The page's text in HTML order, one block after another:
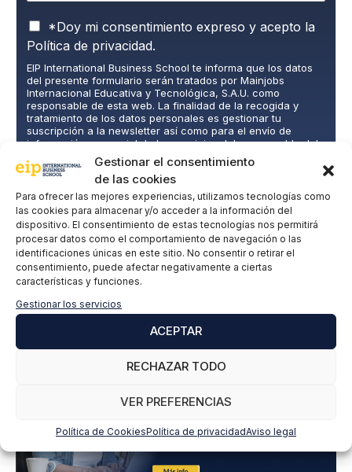
Gestionar el consentimiento
de las cookies
Para ofrecer las mejores experiencias, utilizamos tecnologías como
las cookies para almacenar y/o acceder a la información del
dispositivo. El consentimiento de estas tecnologías nos permitirá
procesar datos como el comportamiento de navegación o las
identificaciones únicas en este sitio. No consentir o retirar el
consentimiento, puede afectar negativamente a ciertas
características y funciones.
Gestionar los servicios
ACEPTAR
RECHAZAR TODO
VER PREFERENCIAS
Política de CookiesPolítica de privacidadAviso legal
P
o
l
í
t
i
c
a
e
P
r
i
v
a
c
i
a
*Doy mi consentimiento expreso y acepto la
Política de privacidad.
EIP International Business School te informa que los datos
del presente formulario serán tratados por Mainjobs
Internacional Educativa y Tecnológica, S.A.U. como
responsable de esta web. La finalidad de la recogida y
tratamiento de los datos personales es gestionar tu
suscripción a la newsletter así como para el envío de
información comercial de los servicios del responsable del
tratamiento. La legitimación es el consentimiento explícito
del/a interesado/a. No se cederán datos a terceros, salvo
obligación legal. Podrás ejercer tus derechos de acceso,
rectificación, limitación y supresión de los datos en
cumplimiento@grupomainjobs.com, así como el derecho a
presentar una reclamación ante la autoridad de control.
Puedes consultar la información adicional y detallada sobre
Protección de datos en la Política de Privacidad que
encontrarás en nuestra página web.
SUSCRIBIRME